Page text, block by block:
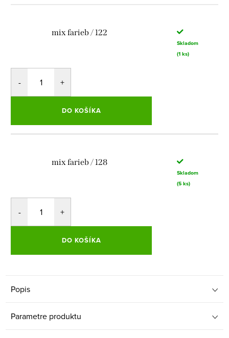
mix farieb / 122
Skladom
(1 ks)
DO KOŠÍKA
mix farieb / 128
Skladom
(5 ks)
DO KOŠÍKA
Popis
Parametre produktu